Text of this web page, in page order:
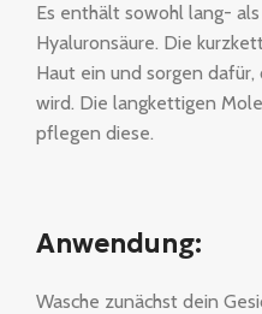
Es enthält sowohl lang-
Hyaluronsäure. Die
Haut ein und sorgen
wird. Die langkettigen
pflegen diese.
Anwendung:
Wasche zunächst dein